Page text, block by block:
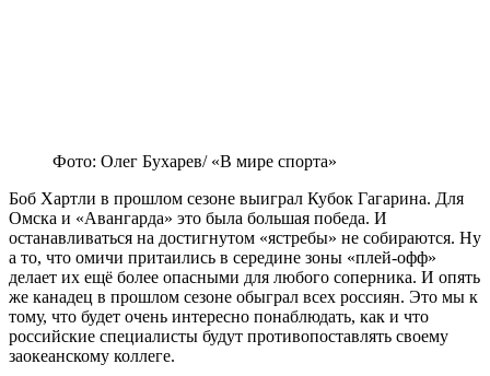
Фото: Олег Бухарев/ «В мире спорта»
Боб Хартли в прошлом сезоне выиграл Кубок Гагарина. Для
Омска и «Авангарда» это была большая победа. И
останавливаться на достигнутом «ястребы» не собираются. Ну
а то, что омичи притаились в середине зоны «плей-офф»
делает их ещё более опасными для любого соперника. И опять
же канадец в прошлом сезоне обыграл всех россиян. Это мы к
тому, что будет очень интересно понаблюдать, как и что
российские специалисты будут противопоставлять своему
заокеанскому коллеге.